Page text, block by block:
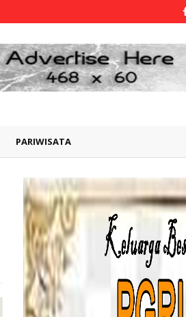
PARIWISATA